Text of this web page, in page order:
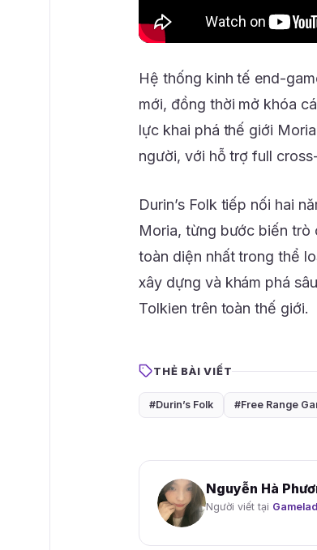
Hệ thống kinh tế end-
mới, đồng thời mở khóa
lực khai phá thế giới
người, với hỗ trợ full
Durin’s Folk tiếp nối hai
Moria, từng bước biến trò
toàn diện nhất trong thể
xây dựng và khám phá
Tolkien trên toàn thế giới.
THẺ BÀI VIẾT
#Durin’s Folk #Free Range
Nguyễn Hà
Người viết tại